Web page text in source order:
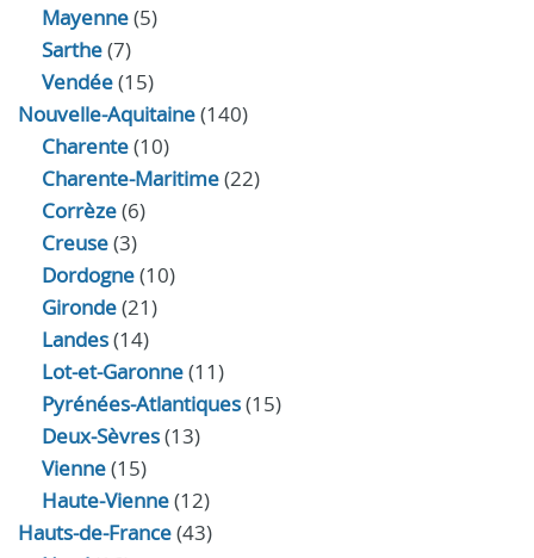
Mayenne(5)
Sarthe(7)
Vendée(15)
Nouvelle-Aquitaine(140)
Charente(10)
Charente-Maritime(22)
Corrèze(6)
Creuse(3)
Dordogne(10)
Gironde(21)
Landes(14)
Lot-et-Garonne(11)
Pyrénées-Atlantiques(15)
Deux-Sèvres(13)
Vienne(15)
Haute-Vienne(12)
Hauts-de-France(43)